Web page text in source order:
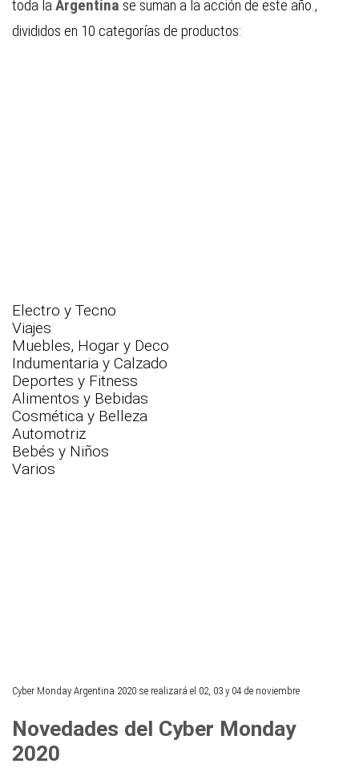
toda la Argentina se suman a la acción de este año.,
divididos en 10 categorías de productos:
Electro y Tecno
Viajes
Muebles, Hogar y Deco
Indumentaria y Calzado
Deportes y Fitness
Alimentos y Bebidas
Cosmética y Belleza
Automotriz
Bebés y Niños
Varios
Cyber Monday Argentina 2020 se realizará el 02, 03 y 04 de noviembre
Novedades del Cyber Monday
2020